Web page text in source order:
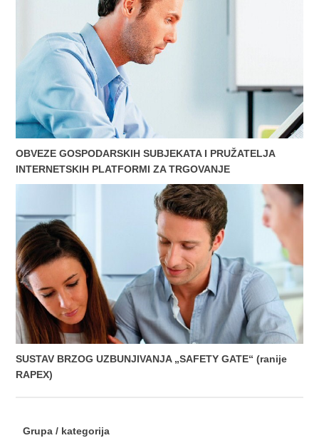
OBVEZE GOSPODARSKIH SUBJEKATA I PRUŽATELJA
INTERNETSKIH PLATFORMI ZA TRGOVANJE
SUSTAV BRZOG UZBUNJIVANJA „SAFETY GATE“ (ranije
RAPEX)
Grupa / kategorija